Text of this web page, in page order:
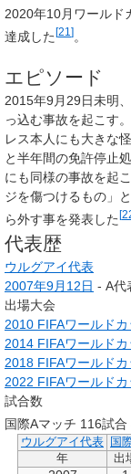
2020年10月ワールド
達成した[21 ]。
エピソード
2015年9月29日未明
っ込む事故を起こす
レス本人にも大きな
と半年間の免許停止
にも同様の事故を起
ジを傷つけるもの」
ら外す事を発表した [
代表歴
ウルグアイ代表
2007年9月12日 - A代
出場大会
2010 FIFAワールドカ
2014 FIFAワールドカ
2018 FIFAワールドカ
2022 FIFAワールドカ
試合数
国際Aマッチ 116試合
ウルグアイ代表
国
年
出